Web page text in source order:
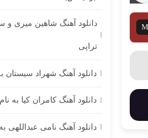
دانلود آهنگ شاهین میری و
تراپی
دانلود آهنگ شهراد سیستان
دانلود آهنگ کامران کیا به
دانلود آهنگ نامی عبداللهی